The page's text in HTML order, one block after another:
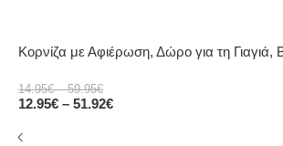
Κορνίζα με Αφιέρωση, Δώρο για τη Γιαγιά,
14.95€ – 59.95€
12.95€ – 51.92€